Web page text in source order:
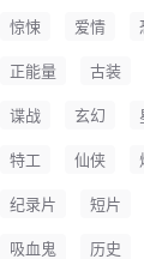
惊悚 爱情
正能量 古装
谍战 玄幻
特工 仙侠
纪录片 短片
吸血鬼 历史